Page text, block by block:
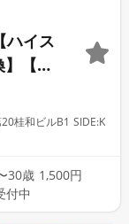
ハイス
【カ
の方
ート
桂和ビルB1 SIDE:K
30歳 1,500円
中